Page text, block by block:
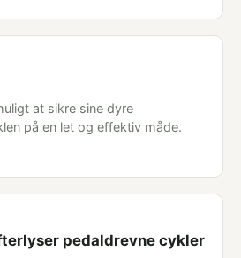
at sikre sine dyre
på en let og effektiv måde.
pedaldrevne cykler